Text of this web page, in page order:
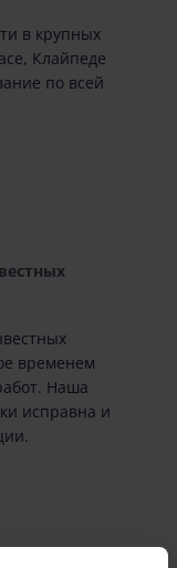
в крупных
Клайпеде
по всей
временем
Наша
исправна и